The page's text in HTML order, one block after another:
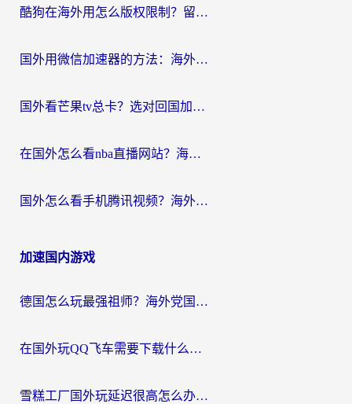
酷狗在海外用怎么版权限制？留学生亲测：3步解决听国内音乐难题
国外用微信加速器的方法：海外党无缝连接国内生活的实用指南
国外看芒果tv总卡？选对回国加速器，轻松追《浪姐》不费劲
在国外怎么看nba直播网站？海外党专属体育观赛指南，告别地区限制！
国外怎么看手机腾讯视频？海外党亲测有效的追剧加速器选择指南
加速国内游戏
德国怎么玩最强祖师？海外党国服游戏加速器选择全攻略（附宝可梦Online实测）
在国外玩QQ飞车需要下载什么加速器呢？海外党亲测有效的国服游戏加速指南
雪糕工厂国外玩延迟很高怎么办？海外玩家国服游戏加速终极攻略（附实测推荐）